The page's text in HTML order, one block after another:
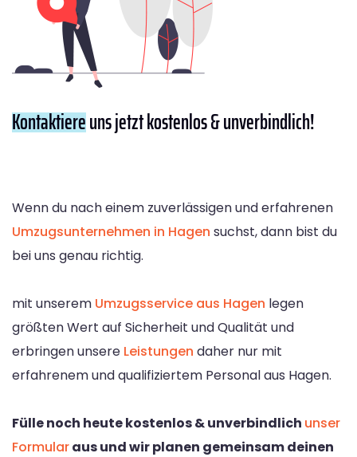
Kontaktiereuns jetzt kostenlos & unverbindlich!
Wenn du nach einem zuverlässigen und erfahrenen
Umzugsunternehmen in Hagen suchst, dann bist du
bei uns genau richtig.
mit unserem Umzugsservice aus Hagen legen
größten Wert auf Sicherheit und Qualität und
erbringen unsere Leistungen daher nur mit
erfahrenem und qualifiziertem Personal aus Hagen.
Fülle noch heute kostenlos & unverbindlich unser
Formularaus und wir planen gemeinsam deinen